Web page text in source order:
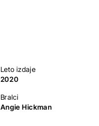
Leto izdaje
2020
Bralci
Angie Hickman